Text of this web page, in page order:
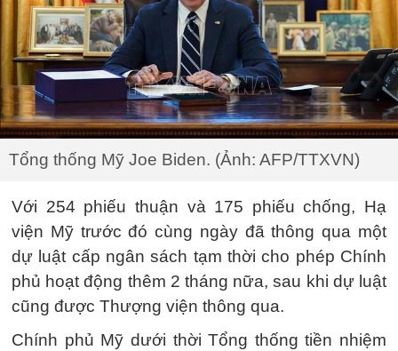
Tổng thống Mỹ Joe Biden. (Ảnh: AFP/TTXVN)
Với 254 phiếu thuận và 175 phiếu chống, Hạ
viện Mỹ trước đó cùng ngày đã thông qua một
dự luật cấp ngân sách tạm thời cho phép Chính
phủ hoạt động thêm 2 tháng nữa, sau khi dự luật
cũng được Thượng viện thông qua.
Chính phủ Mỹ dưới thời Tổng thống tiền nhiệm